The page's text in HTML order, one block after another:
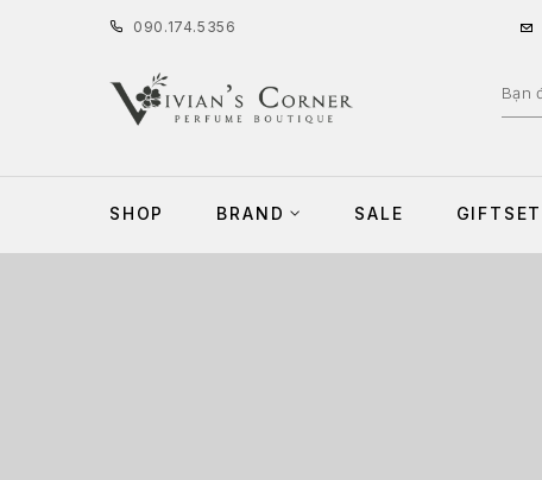
090 .174.5356
SHOP BRAND SALE GIFTSET